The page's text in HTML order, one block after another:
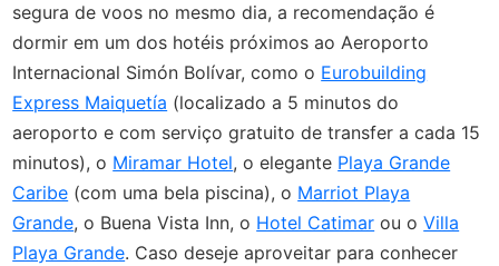
segura de voos no mesmo dia, a recomendação é
dormir em um dos hotéis próximos ao Aeroporto
Internacional Simón Bolívar, como o Eurobuilding
Express Maiquetía (localizado a 5 minutos do
aeroporto e com serviço gratuito de transfer a cada 15
minutos), o Miramar Hotel, o elegante Playa Grande
Caribe (com uma bela piscina), o Marriot Playa
Grande, o Buena Vista Inn, o Hotel Catimar ou oVilla
Playa Grande. Caso deseje aproveitar para conhecer